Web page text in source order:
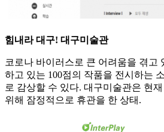
힘내라 대구! 대구미술관
코로나 바이러스로 큰 어려움을 겪고
하고 있는 100점의 작품을 전시하는
로 감상할 수 있다. 대구미술관은 현
위해 잠정적으로 휴관을 한 상태.